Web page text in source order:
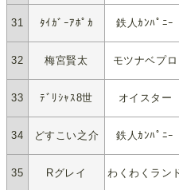
31 ﾀｲｶﾞｰｱﾎﾟｶ 鉄人ｶﾝﾊﾟﾆｰ
32 梅宮賢太 モツナベプロ
33 ﾃﾞﾘｼｬｽ8世 オイスター
34 どすこい之介 鉄人ｶﾝﾊﾟﾆｰ
35 Rグレイ わくわくラン